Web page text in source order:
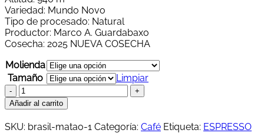
Variedad: Mundo Novo
Tipo de procesado: Natural
Productor: Marco A. Guardabaxo
Cosecha: 2025 NUEVA COSECHA
Molienda
Tamaño
Limpiar
Café
Fazenda
Matão
BRASIL
Añadir al carrito
SKU: brasil-matao-1 Categoría: Café Etiqueta: ESPRESSO